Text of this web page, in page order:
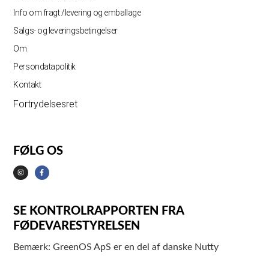
Info om fragt /levering og emballage
Salgs- og leveringsbetingelser
Om
Persondatapolitik
Kontakt
Fortrydelsesret
FØLG OS
SE KONTROLRAPPORTEN FRA
FØDEVARESTYRELSEN
Bemærk: GreenOS ApS er en del af danske Nutty